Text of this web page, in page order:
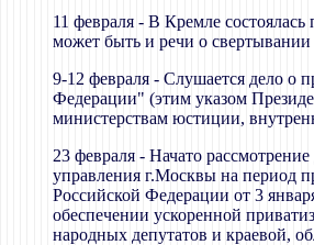
11 февраля - В Кремле состоялась
может быть и речи о
9-12 февраля - Слушается дело о
Федерации" (этим указом
министерствам юстиции,
23 февраля - Начато
управления г.Москвы на период
Российской Федерации от 3
обеспечении ускоренной
народных депутатов и краевой,